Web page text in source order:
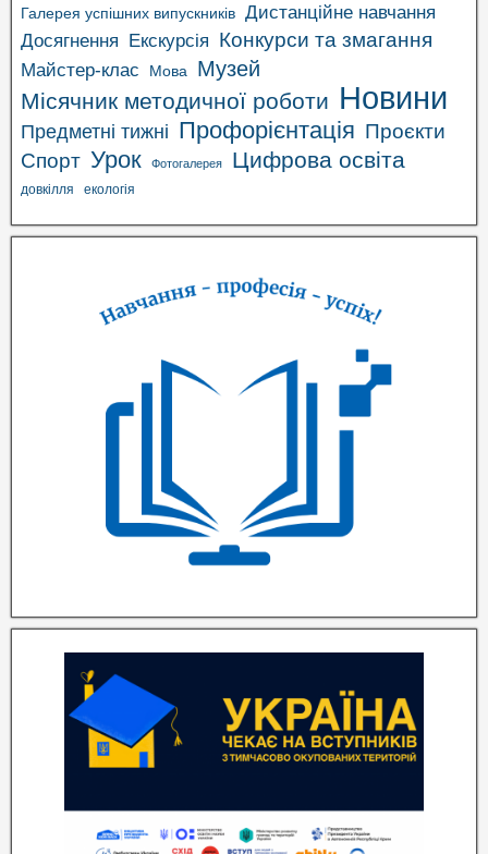
Галерея успішних випускників Дистанційне навчання
Досягнення Екскурсія Конкурси та змагання
Майстер-клас Мова Музей
Місячник методичної роботи Новини
Предметні тижні Профорієнтація Проєкти
Спорт Урок Фотогалерея Цифрова освіта
довкілля екологія